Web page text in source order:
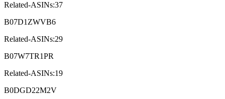
Related-ASINs:37
B07D1ZWVB6
Related-ASINs:29
B07W7TR1PR
Related-ASINs:19
B0DGD22M2V